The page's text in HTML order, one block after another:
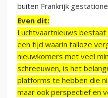
buiten Frankrijk
Even dit:
Luchtvaartnieuws
een tijd waarin talloze
nieuwkomers met veel
schreeuwen, is het
platforms te hebben die
maar ook perspectief en